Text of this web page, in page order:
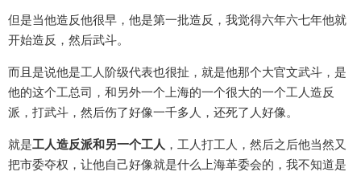
但是当他造反他很早，他是第一批造反，我觉得六年六七年他就
开始造反，然后武斗。
而且是说他是工人阶级代表也很扯，就是他那个大官文武斗，是
他的这个工总司，和另外一个上海的一个很大的一个工人造反
派，打武斗，然后伤了好像一千多人，还死了人好像。
就是工人造反派和另一个工人 ，工人打工人，然后之后他当然又
把市委夺权，让他自己好像就是什么上海革委会的，我不知道是